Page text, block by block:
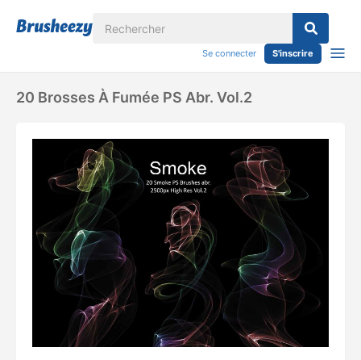
Se connecter S'inscrire
20 Brosses À Fumée PS Abr. Vol.2